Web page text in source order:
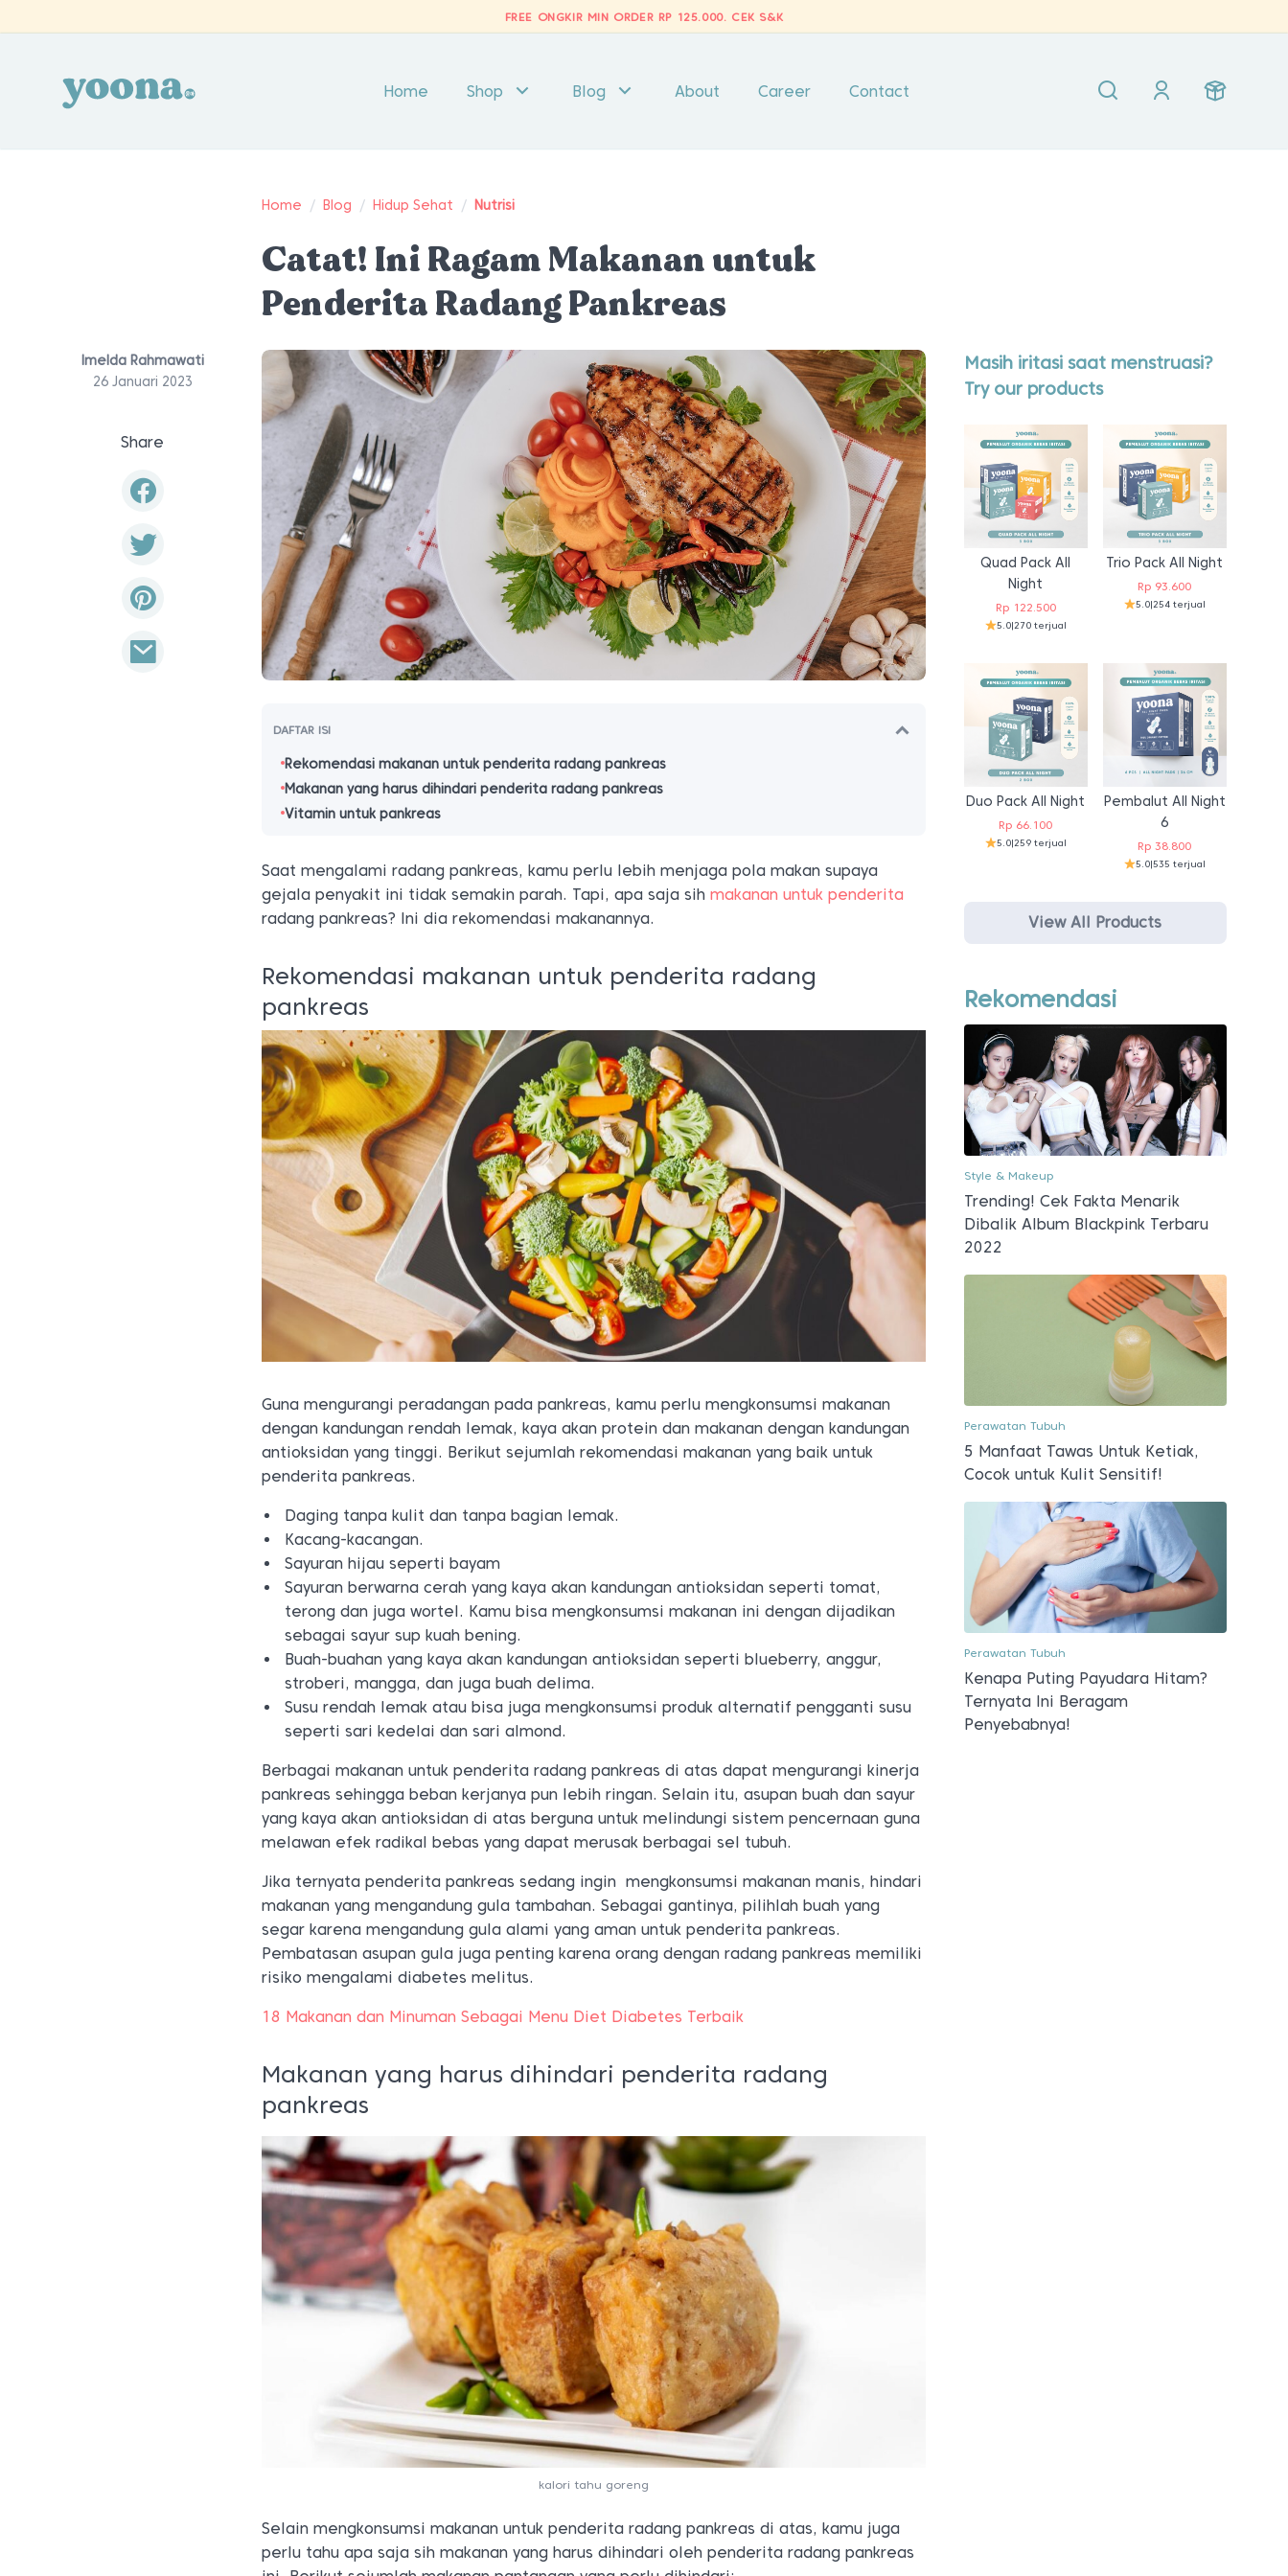
FREE ONGKIR MIN ORDER RP 125.000. CEK S&K
Home Shop Blog About Career Contact
Home / Blog / Hidup Sehat / Nutrisi
Catat! Ini Ragam Makanan untuk
Penderita Radang Pankreas
Imelda Rahmawati
26 Januari 2023
Share
DAFTAR ISI
Rekomendasi makanan untuk penderita radang pankreas
Makanan yang harus dihindari penderita radang pankreas
Vitamin untuk pankreas
Saat mengalami radang pankreas, kamu perlu lebih menjaga pola makan supaya
gejala penyakit ini tidak semakin parah. Tapi, apa saja sihmakanan untuk penderita
radang pankreas? Ini dia rekomendasi makanannya.
Rekomendasi makanan untuk penderita radang
pankreas
Guna mengurangi peradangan pada pankreas, kamu perlu mengkonsumsi makanan
dengan kandungan rendah lemak, kaya akan protein dan makanan dengan kandungan
antioksidan yang tinggi. Berikut sejumlah rekomendasi makanan yang baik untuk
penderita pankreas.
Daging tanpa kulit dan tanpa bagian lemak.
Kacang-kacangan.
Sayuran hijau seperti bayam
Sayuran berwarna cerah yang kaya akan kandungan antioksidan seperti tomat,
terong dan juga wortel. Kamu bisa mengkonsumsi makanan ini dengan dijadikan
sebagai sayur sup kuah bening.
Buah-buahan yang kaya akan kandungan antioksidan seperti blueberry, anggur,
stroberi, mangga, dan juga buah delima.
Susu rendah lemak atau bisa juga mengkonsumsi produk alternatif pengganti susu
seperti sari kedelai dan sari almond.
Berbagai makanan untuk penderita radang pankreas di atas dapat mengurangi kinerja
pankreas sehingga beban kerjanya pun lebih ringan. Selain itu, asupan buah dan sayur
yang kaya akan antioksidan di atas berguna untuk melindungi sistem pencernaan guna
melawan efek radikal bebas yang dapat merusak berbagai sel tubuh.
Jika ternyata penderita pankreas sedang ingin mengkonsumsi makanan manis, hindari
makanan yang mengandung gula tambahan. Sebagai gantinya, pilihlah buah yang
segar karena mengandung gula alami yang aman untuk penderita pankreas.
Pembatasan asupan gula juga penting karena orang dengan radang pankreas memiliki
risiko mengalami diabetes melitus.
18 Makanan dan Minuman Sebagai Menu Diet Diabetes Terbaik
Makanan yang harus dihindari penderita radang
pankreas
kalori tahu goreng
Selain mengkonsumsi makanan untuk penderita radang pankreas di atas, kamu juga
perlu tahu apa saja sih makanan yang harus dihindari oleh penderita radang pankreas
Masih iritasi saat menstruasi?
Try our products
Quad Pack All
Night
Rp122.500
5.0|270 terjual
Trio Pack All Night
Rp 93.600
5.0|254 terjual
Duo Pack All Night
Rp 66.100
5.0|259 terjual
Pembalut All Night
6
Rp 38.800
5.0|535 terjual
View All Products
Rekomendasi
Style & Makeup
Trending! Cek Fakta Menarik
Dibalik Album Blackpink Terbaru
2022
Perawatan Tubuh
5 Manfaat Tawas Untuk Ketiak,
Cocok untuk Kulit Sensitif!
Perawatan Tubuh
Kenapa Puting Payudara Hitam?
Ternyata Ini Beragam
Penyebabnya!